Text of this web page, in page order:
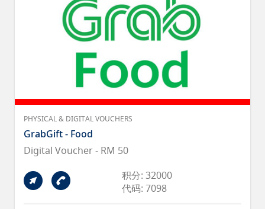
PHYSICAL & DIGITAL VOUCHERS
GrabGift - Food
Digital Voucher - RM 50
积分: 32000
代码: 7098